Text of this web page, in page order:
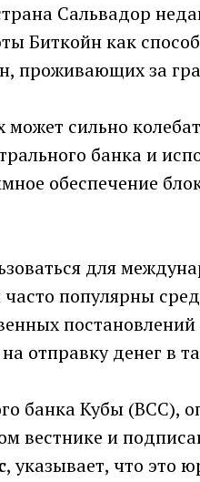
Сальвадор
Биткойн как
проживающих за
сильно
банка и
обеспечение
для
популярны
отправку денег в
банка Кубы (BCC),
вестнике и
, указывает, что это